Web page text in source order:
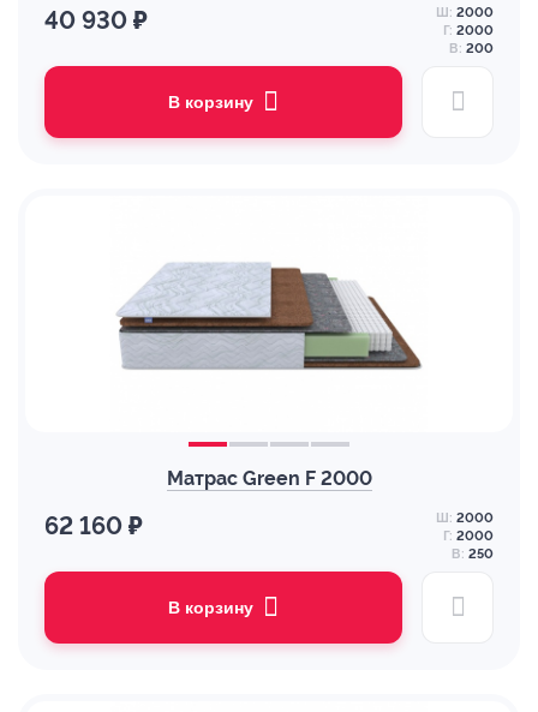
40 930 ₽ Ш: 2000
Г: 2000
В: 200
В корзину
Матрас Green F 2000
62 160 ₽ Ш: 2000
Г: 2000
В: 250
В корзину